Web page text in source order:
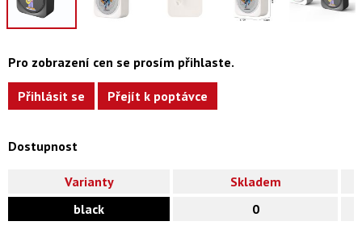
Pro zobrazení cen se prosím přihlaste.
Přihlásit se Přejít k poptávce
Dostupnost
Varianty
Skladem
black
0